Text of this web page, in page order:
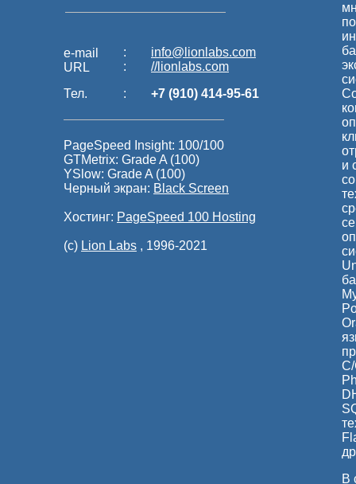
e-mail
URL
:
:
info@lionlabs.com
//lionlabs.com
Тел.
: +7 (910) 414-95-61
PageSpeed Insight: 100/100
GTMetrix: Grade A (100)
YSlow: Grade A (100)
Черный экран: Black Screen
Хостинг: PageSpeed 100 Hosting
(c) Lion Labs , 1996-2021
и
В